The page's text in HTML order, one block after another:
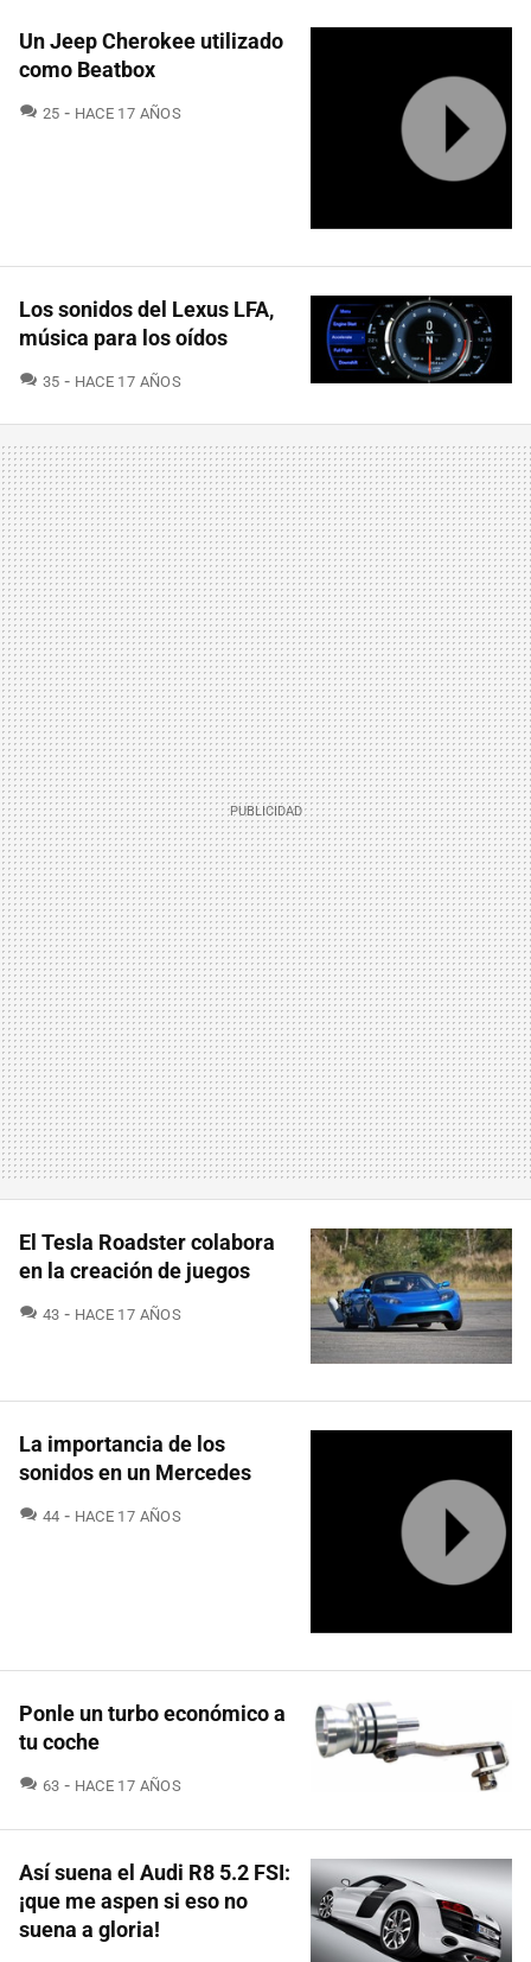
Un Jeep Cherokee utilizado
como Beatbox
25 COMENTARIOS
HACE 17 AÑOS
Los sonidos del Lexus LFA,
música para los oídos
35 COMENTARIOS
HACE 17 AÑOS
El Tesla Roadster colabora
en la creación de juegos
43 COMENTARIOS
HACE 17 AÑOS
La importancia de los
sonidos en un Mercedes
44 COMENTARIOS
HACE 17 AÑOS
Ponle un turbo económico a
tu coche
63 COMENTARIOS
HACE 17 AÑOS
Así suena el Audi R8 5.2 FSI:
¡que me aspen si eso no
suena a gloria!